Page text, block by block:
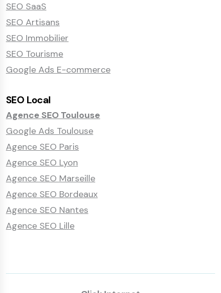
SEO SaaS
SEO Artisans
SEO Immobilier
SEO Tourisme
Google Ads E-commerce
SEO Local
Agence SEO Toulouse
Google Ads Toulouse
Agence SEO Paris
Agence SEO Lyon
Agence SEO Marseille
Agence SEO Bordeaux
Agence SEO Nantes
Agence SEO Lille